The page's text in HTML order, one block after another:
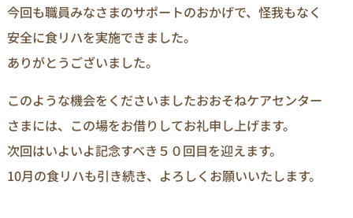
今回も職員みなさまのサポートのおかげで、怪我もなく
安全に食リハを実施できました。
ありがとうございました。
このような機会をくださいましたおおそねケアセンター
さまには、この場をお借りしてお礼申し上げます。
次回はいよいよ記念すべき５０回目を迎えます。
10月の食リハも引き続き、よろしくお願いいたします。